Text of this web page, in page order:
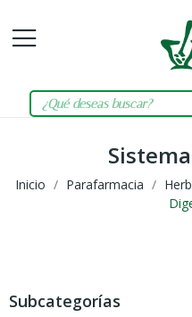
Inicio Parafarmacia
Subcategorías